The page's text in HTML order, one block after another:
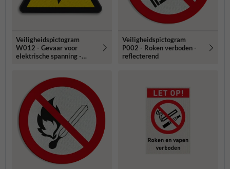
Veiligheidspictogram
W012 - Gevaar voor
elektrische spanning -
Veiligheidspictogram
P002 - Roken verboden -
reflecterend